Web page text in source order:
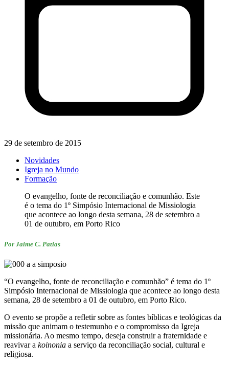
29 de setembro de 2015
Novidades
Igreja no Mundo
Formação
O evangelho, fonte de reconciliação e comunhão. Este
é o tema do 1º Simpósio Internacional de Missiologia
que acontece ao longo desta semana, 28 de setembro a
01 de outubro, em Porto Rico
Por Jaime C. Patias
“O evangelho, fonte de reconciliação e comunhão” é tema do 1º
Simpósio Internacional de Missiologia que acontece ao longo desta
semana, 28 de setembro a 01 de outubro, em Porto Rico.
O evento se propõe a refletir sobre as fontes bíblicas e teológicas da
missão que animam o testemunho e o compromisso da Igreja
missionária. Ao mesmo tempo, deseja construir a fraternidade e
reavivar a koinonia a serviço da reconciliação social, cultural e
religiosa.